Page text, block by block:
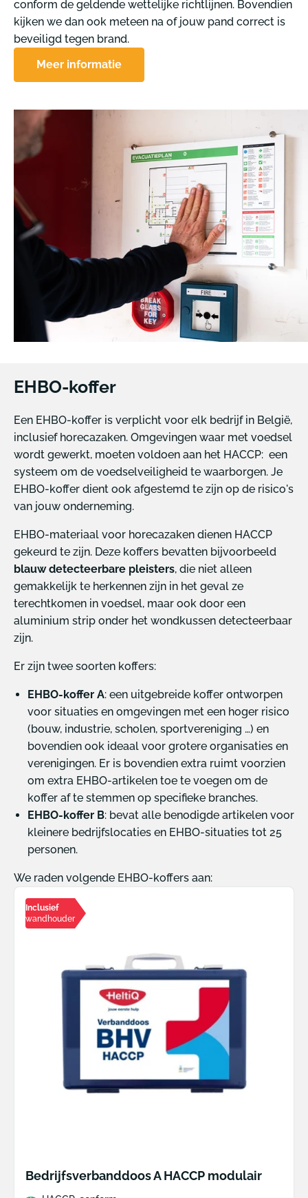
conform de geldende wettelijke richtlijnen. Bovendien
kijken we dan ook meteen na of jouw pand correct is
beveiligd tegen brand.
Meer informatie
EHBO-koffer
Een EHBO-koffer is verplicht voor elk bedrijf in België,
inclusief horecazaken. Omgevingen waar met voedsel
wordt gewerkt, moeten voldoen aan het HACCP: een
systeem om de voedselveiligheid te waarborgen. Je
EHBO-koffer dient ook afgestemd te zijn op de risico's
van jouw onderneming.
EHBO-materiaal voor horecazaken dienen HACCP
gekeurd te zijn. Deze koffers bevatten bijvoorbeeld
blauw detecteerbare pleisters, die niet alleen
gemakkelijk te herkennen zijn in het geval ze
terechtkomen in voedsel, maar ook door een
aluminium strip onder het wondkussen detecteerbaar
zijn.
Er zijn twee soorten koffers:
EHBO-koffer A: een uitgebreide koffer ontworpen
voor situaties en omgevingen met een hoger risico
(bouw, industrie, scholen, sportvereniging …) en
bovendien ook ideaal voor grotere organisaties en
verenigingen. Er is bovendien extra ruimt voorzien
om extra EHBO-artikelen toe te voegen om de
koffer af te stemmen op specifieke branches.
EHBO-koffer B: bevat alle benodigde artikelen voor
kleinere bedrijfslocaties en EHBO-situaties tot 25
personen.
We raden volgende EHBO-koffers aan:
Inclusief
wandhouder
Bedrijfsverbanddoos A HACCP modulair